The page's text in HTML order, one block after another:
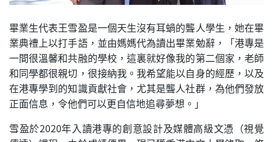
畢業生代表王雪盈是一個天生沒有耳蝸的聾人學生，她在畢
業典禮上以打手語，並由媽媽代為讀出畢業勉辭，「港專是
一間很溫馨和共融的學校，這裏就好像我的第二個家，老師
和同學都很親切，很接納我。我希望能以自身的經歷，以及
在港專學到的知識貢獻社會，尤其是聾人社群，為他們發放
正面信息，令他們可以更自信地追尋夢想。」
雪盈於2020年入讀港專的創意設計及媒體高級文憑（視覺